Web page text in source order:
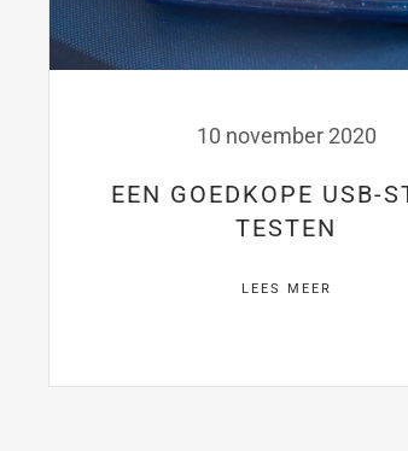
10 november 2020
EEN GOEDKOPE USB-
TESTEN
LEES MEER